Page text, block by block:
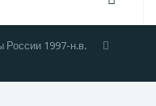
России 1997-н.в.